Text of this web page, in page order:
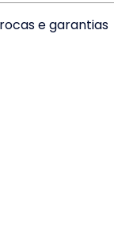
e garantias